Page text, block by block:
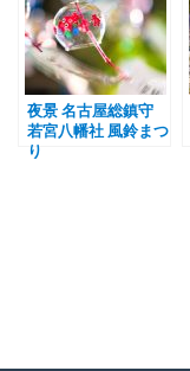
夜景 名古屋総鎮守
若宮八幡社 風鈴まつ
り